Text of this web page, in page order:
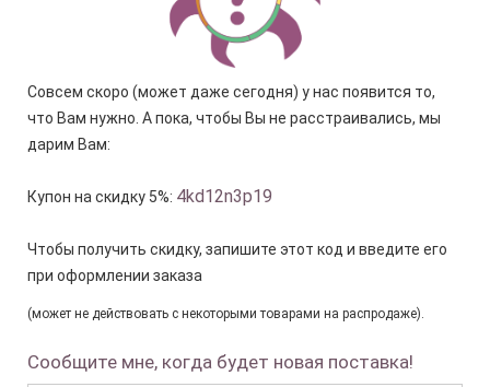
Совсем скоро (может даже сегодня) у нас появится то,
что Вам нужно. А пока, чтобы Вы не расстраивались, мы
дарим Вам:
Купон на скидку 5%: 4kd12n3p19
Чтобы получить скидку, запишите этот код и введите его
при оформлении заказа
(может не действовать с некоторыми товарами на распродаже).
Сообщите мне, когда будет новая поставка!